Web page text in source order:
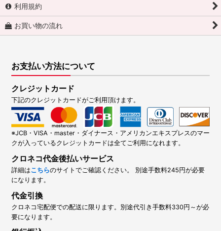
利用規約
お買い物の流れ
お支払い方法について
クレジットカード
下記のクレジットカードがご利用頂けます。
※JCB・VISA・master・ダイナース・アメリカンエキスプレスのマー
クが入っているクレジットカードは全てご利用になれます。
クロネコ代金後払いサービス
詳細はこちらのサイトでご確認ください。 別途手数料245円が必要
になります。
代金引換
クロネコ宅配便での配送に限ります。別途代引き手数料330円～が必
要になります。